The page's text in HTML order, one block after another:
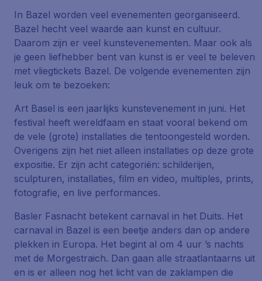
In Bazel worden veel evenementen georganiseerd.
Bazel hecht veel waarde aan kunst en cultuur.
Daarom zijn er veel kunstevenementen. Maar ook als
je geen liefhebber bent van kunst is er veel te beleven
met vliegtickets Bazel. De volgende evenementen zijn
leuk om te bezoeken:
Art Basel is een jaarlijks kunstevenement in juni. Het
festival heeft wereldfaam en staat vooral bekend om
de vele (grote) installaties die tentoongesteld worden.
Overigens zijn het niet alleen installaties op deze grote
expositie. Er zijn acht categoriën: schilderijen,
sculpturen, installaties, film en video, multiples, prints,
fotografie, en live performances.
Basler Fasnacht betekent carnaval in het Duits. Het
carnaval in Bazel is een beetje anders dan op andere
plekken in Europa. Het begint al om 4 uur ’s nachts
met de Morgestraich. Dan gaan alle straatlantaarns uit
en is er alleen nog het licht van de zaklampen die